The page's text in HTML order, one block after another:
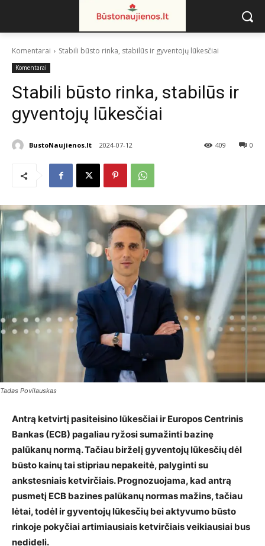
Komentarai Stabili būsto rinka, stabilūs ir gyventojų lūkesčiai
Komentarai
Stabili būsto rinka, stabilūs ir
gyventojų lūkesčiai
BustoNaujienos.lt 2024-07-12 0
409
Tadas Povilauskas
Antrą ketvirtį pasiteisino lūkesčiai ir Europos Centrinis
Bankas (ECB) pagaliau ryžosi sumažinti bazinę
palūkanų normą. Tačiau birželį gyventojų lūkesčių dėl
būsto kainų tai stipriau nepakeitė, palyginti su
ankstesniais ketvirčiais. Prognozuojama, kad antrą
pusmetį ECB bazines palūkanų normas mažins, tačiau
lėtai, todėl ir gyventojų lūkesčių bei aktyvumo būsto
rinkoje pokyčiai artimiausiais ketvirčiais veikiausiai bus
nedideli.